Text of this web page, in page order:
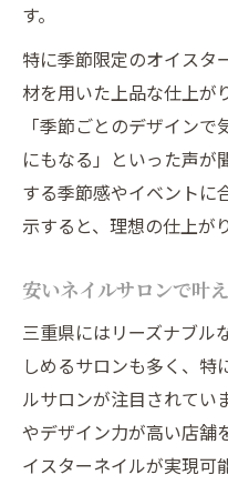
す。
特に季節限定のオイスタ
材を用いた上品な仕上が
「季節ごとのデザイン
にもなる」といった声が
する季節感やイベントに
示すると、理想の仕上が
安いネイルサロンで叶
三重県にはリーズナブル
しめるサロンも多く、特
ルサロンが注目されてい
やデザイン力が高い店舗
イスターネイルが実現可